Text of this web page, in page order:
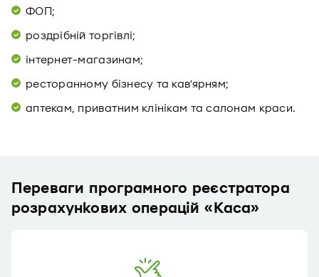
ФОП;
роздрібній торгівлі;
інтернет-магазинам;
ресторанному бізнесу та кав’ярням;
аптекам, приватним клінікам та салонам краси.
Переваги програмного реєстратора
розрахункових операцій «Каса»